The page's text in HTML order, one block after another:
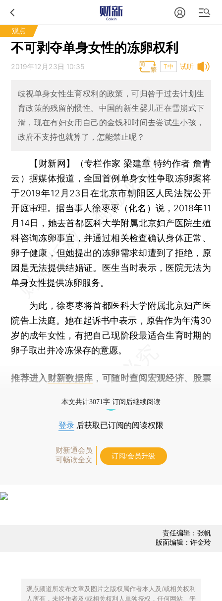
观点
不可剥夺单身女性的冻卵权利
试听
2019年12月23日 10:35 T中
歧视单身女性生育权利的政策，可归咎于过去计划生
育政策的残留的惯性。中国的新生婴儿正在雪崩式下
滑，现在有妇女用自己的金钱和时间去尝试生小孩，
政府不支持也就算了，怎能禁止呢？
【财新网】（专栏作家 梁建章 特约作者 詹青
云）据媒体报道，全国首例单身女性争取冻卵案将
于2019年12月23日在北京市朝阳区人民法院公开
开庭审理。据当事人徐枣枣（化名）说，2018年11
月14日，她去首都医科大学附属北京妇产医院生殖
科咨询冻卵事宜，并通过相关检查确认身体正常、
卵子健康，但她提出的冻卵需求却遭到了拒绝，原
因是无法提供结婚证。医生当时表示，医院无法为
单身女性提供冻卵服务。
为此，徐枣枣将首都医科大学附属北京妇产医
院告上法庭。她在起诉书中表示，原告作为年满30
岁的成年女性，有把自己现阶段最适合生育时期的
卵子取出并冷冻保存的意愿。
推荐进入 财新数据库 ，可随时查阅宏观经济、股票
本文共计3071字 订阅后继续阅读
登录 后获取已订阅的阅读权限
财新通会员
可畅读全文
订阅/会员升级
责任编辑：张帆
版面编辑：许金玲
观点频道所发布文章及图片之版权属作者本人及/或相关权利
人所有，未经作者及/或相关权利人单独授权，任何网站、平